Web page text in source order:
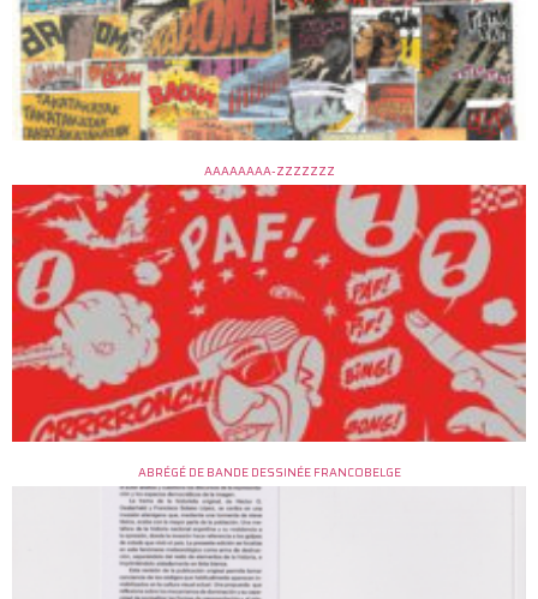
AAAAAAAA-ZZZZZZZ
ABRÉGÉ DE BANDE DESSINÉE FRANCOBELGE